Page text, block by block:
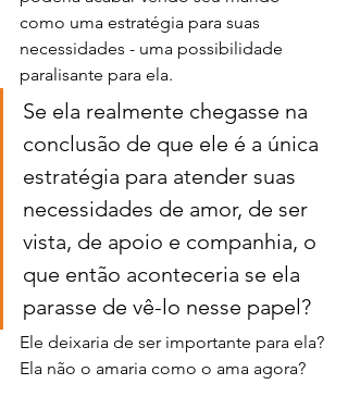
como uma estratégia para suas
necessidades - uma possibilidade
paralisante para ela.
Se ela realmente chegasse na
conclusão de que ele é a única
estratégia para atender suas
necessidades de amor, de ser
vista, de apoio e companhia, o
que então aconteceria se ela
parasse de vê-lo nesse papel?
Ele deixaria de ser importante para ela?
Ela não o amaria como o ama agora?